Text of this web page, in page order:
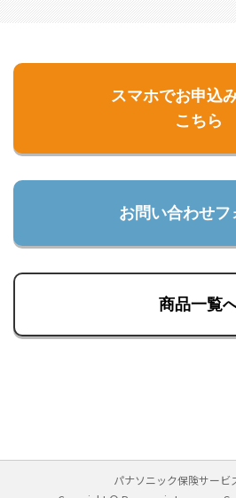
スマホでお申込
こちら
お問い合わせフ
商品一覧
パナソニック保険サービ